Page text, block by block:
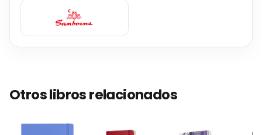
Otros libros relacionados